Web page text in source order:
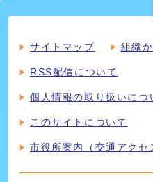
サイトマップ 組織
RSS配信について
個人情報の取り扱いにつ
このサイトについて
市役所案内（交通アクセ